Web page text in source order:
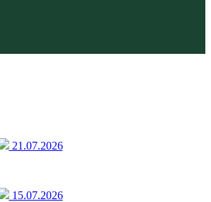
21.07.2026
15.07.2026